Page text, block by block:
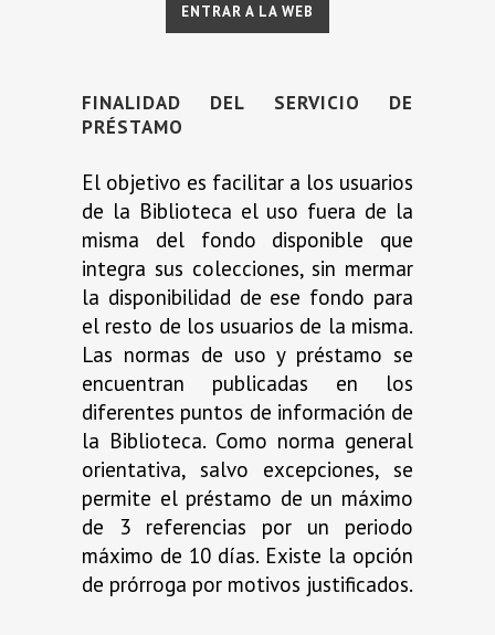
ENTRAR A LA WEB
FINALIDAD DEL SERVICIO DE
PRÉSTAMO
El objetivo es facilitar a los usuarios
de la Biblioteca el uso fuera de la
misma del fondo disponible que
integra sus colecciones, sin mermar
la disponibilidad de ese fondo para
el resto de los usuarios de la misma.
Las normas de uso y préstamo se
encuentran publicadas en los
diferentes puntos de información de
la Biblioteca. Como norma general
orientativa, salvo excepciones, se
permite el préstamo de un máximo
de 3 referencias por un periodo
máximo de 10 días. Existe la opción
de prórroga por motivos justificados.